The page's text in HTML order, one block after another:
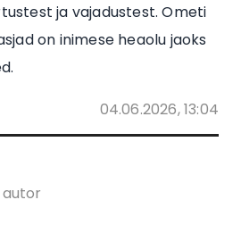
ja vajadustest. Ometi
on inimese heaolu jaoks
04.06.2026, 13:04
autor